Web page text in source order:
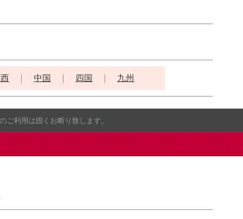
中国 四国 九州
ご利用は固くお断り致します。